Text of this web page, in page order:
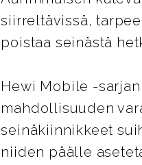
siirreltävissä,
poistaa seinästä
Hewi Mobile -
mahdollisuuden
seinäkiinnikkeet
niiden päälle